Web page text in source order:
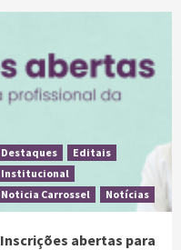
Destaques
Editais
Institucional
Noticia Carrossel
Notícias
Inscrições abertas para